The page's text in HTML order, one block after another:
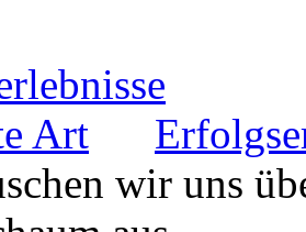
wir uns